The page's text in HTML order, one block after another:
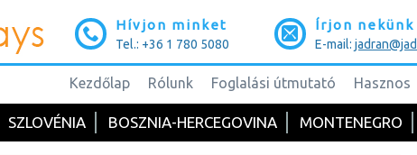
Hívjon minket
Tel.: +36 1 780 5080
Írjon nekünk
E-mail:
Kezdőlap Rólunk Foglalási útmutató Hasznos
SZLOVÉNIA BOSZNIA-HERCEGOVINA MONTENEGRO